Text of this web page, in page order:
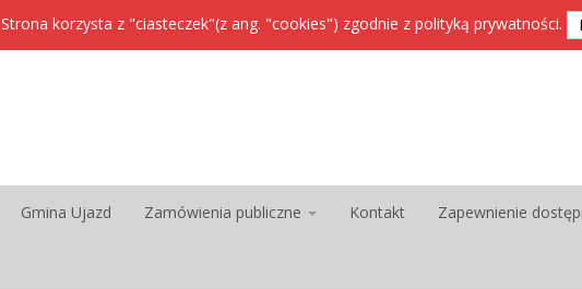
Strona korzysta z "ciasteczek"(z ang. "cookies") zgodnie z polityką prywatności.
Gmina Ujazd Zamówienia publiczne Kontakt Zapewnienie